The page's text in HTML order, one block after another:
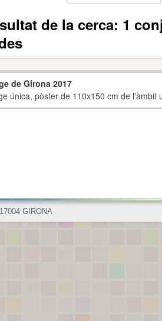
de la cerca: 1
de Girona 2017
única, pòster de 110x150 cm de
GIRONA